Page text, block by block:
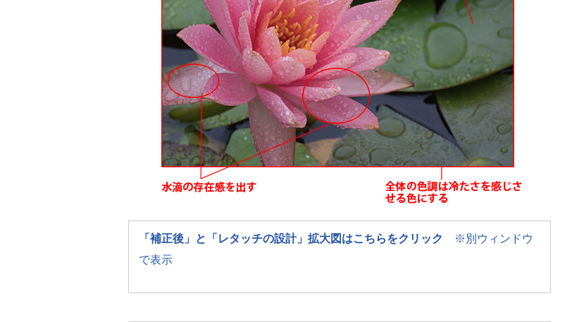
「補正後」と「レタッチの設計」拡大図はこちらをクリック
※別ウィンドウ
で表示